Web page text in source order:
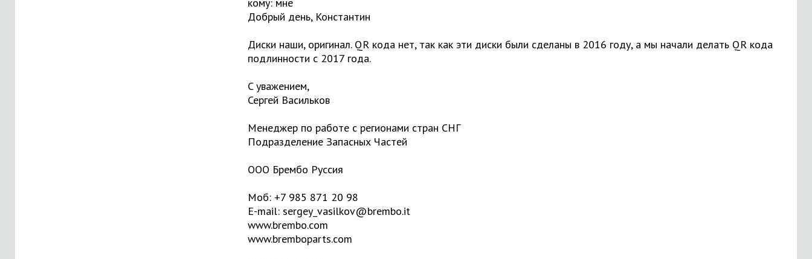
кому: мне
Добрый день, Константин
Диски наши, оригинал. QR кода нет, так как эти диски были сделаны в 2016 году, а мы начали делать QR кода
подлинности с 2017 года.
C уважением,
Сергей Васильков
Менеджер по работе с регионами стран СНГ
Подразделение Запасных Частей
ООО Брембо Руссия
Моб: +7 985 871 20 98
E-mail: sergey_vasilkov@brembo.it
www.brembo.com
www.bremboparts.com